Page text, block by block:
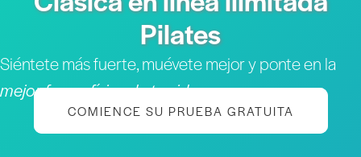
Pilates
Siéntete más fuerte, muévete mejor y ponte en la
mejor forma física de tu vida
COMIENCE SU PRUEBA GRATUITA